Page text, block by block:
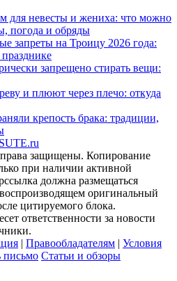
для невесты и жениха: что можно
погода и обряды
запреты на Троицу 2026 года:
запрещено стирать вещи:
и плюют через плечо: откуда
крепость брака: традиции,
защищены. Копирование
при наличии активной
должна размещаться
оригинальный
цитируемого блока.
ответственности за новости
| Правообладателям | Условия
письмо Статьи и обзоры